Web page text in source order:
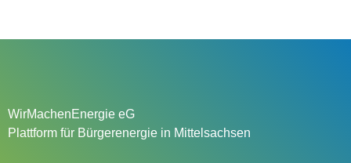
WirMachenEnergie eG
Plattform für Bürgerenergie in Mittelsachsen